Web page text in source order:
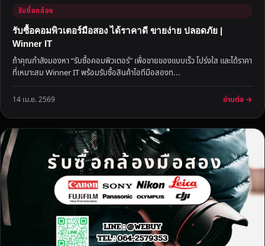
รับซื้อกล้อง
รับซื้อคอมพิวเตอร์มือสอง ได้ราคาดี ขายง่าย ปลอดภัย |
Winner IT
ถ้าคุณกำลังมองหา “รับซื้อคอมพิวเตอร์” เพื่อขายของแบบเร็ว โปร่งใส และได้ราคา
ที่เหมาะสม Winner IT พร้อมรับซื้อสินค้าไอทีมือสองท...
14 เม.ย. 2569 อ่านต่อ →